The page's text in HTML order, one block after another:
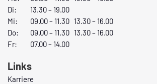
Di:
13.30 – 19.00
Mi:
09.00 – 11.30 13.30 – 16.00
Do:
09.00 – 11.30 13.30 – 16.00
Fr:
07.00 – 14.00
Links
Karriere